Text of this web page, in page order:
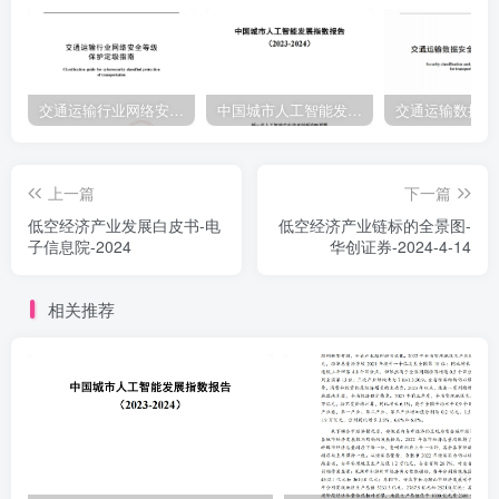
交通运输行业网络安全等级保护定级指南（JTT-904—2023）2023 中国城市人工智能发展指数报告（2023-2024）
上一篇
低空经济产业发展白皮书-电
子信息院-2024
下一篇
低空经济产业链标的全景图-
华创证券-2024-4-14
相关推荐